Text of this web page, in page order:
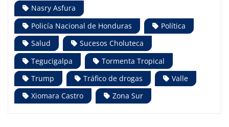
Nasry Asfura
Policía Nacional de Honduras
Política
Salud
Sucesos Choluteca
Tegucigalpa
Tormenta Tropical
Trump
Tráfico de drogas
Valle
Xiomara Castro
Zona Sur